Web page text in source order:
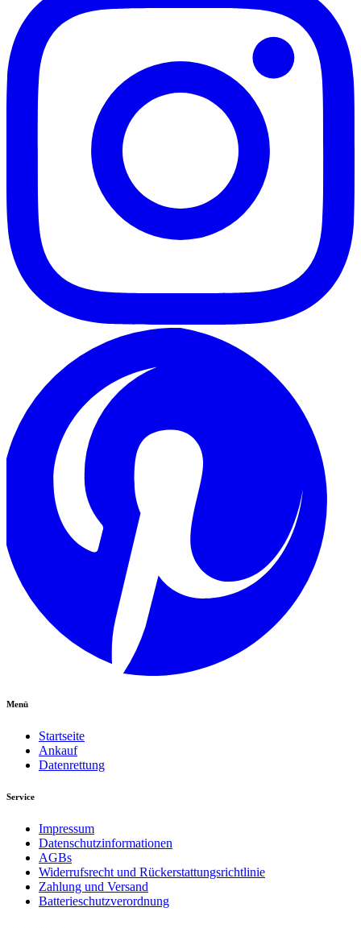
Menü
Startseite
Ankauf
Datenrettung
Service
Impressum
Datenschutzinformationen
AGBs
Widerrufsrecht und Rückerstattungsrichtlinie
Zahlung und Versand
Batterieschutzverordnung